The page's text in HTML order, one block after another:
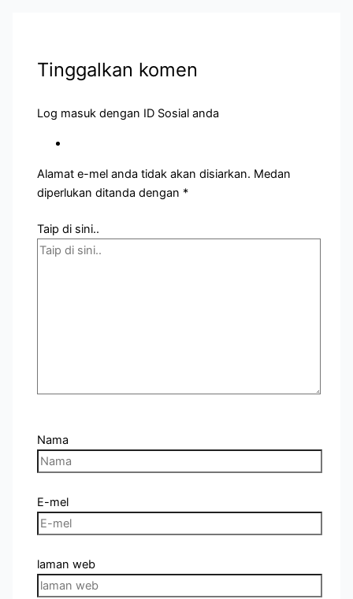
Tinggalkan komen
Log masuk dengan ID Sosial anda
Alamat e-mel anda tidak akan disiarkan. Medan
diperlukan ditanda dengan *
Taip di sini..
Nama
E-mel
laman web